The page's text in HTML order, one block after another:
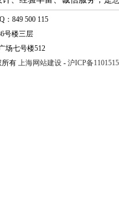
：849 500 115
号楼三层
场七号楼512
所有 上海网站建设 - 沪ICP备